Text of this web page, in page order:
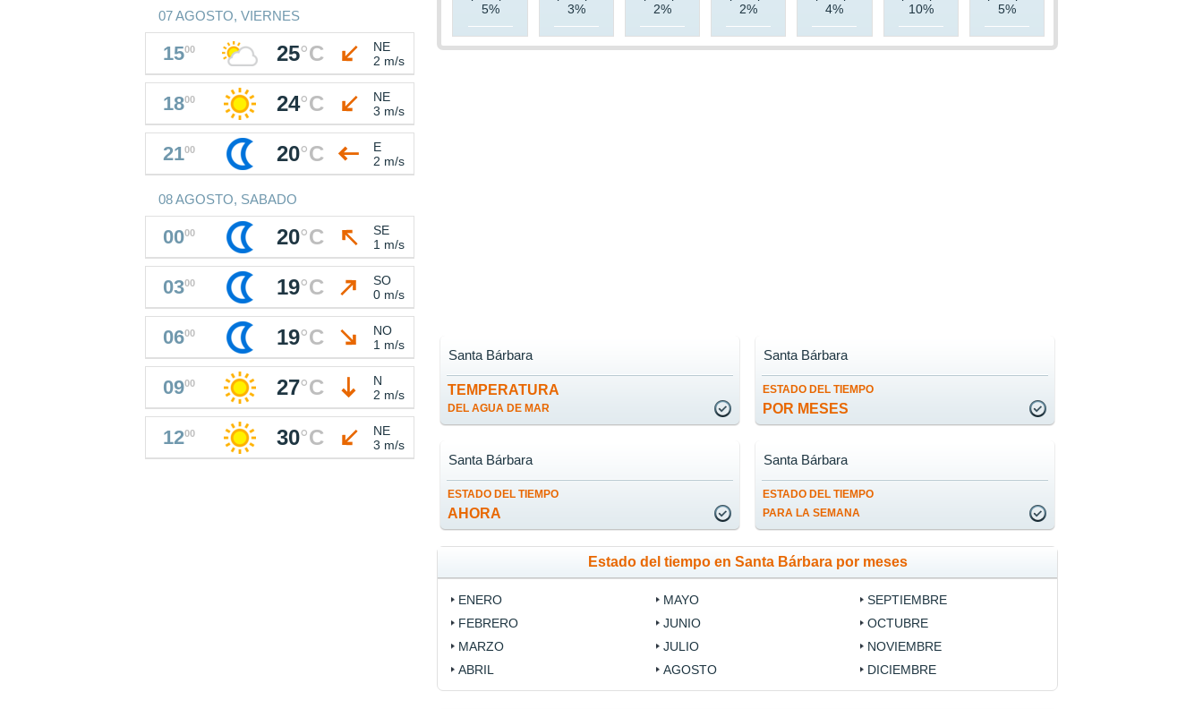
5%
3%
2%
2%
4%
10%
5%
TEMPERATURA
DEL AGUA DE MAR
Santa Bárbara
ESTADO DEL TIEMPO
POR MESES
Santa Bárbara
ESTADO DEL TIEMPO
AHORA
Santa Bárbara
ESTADO DEL TIEMPO
PARA LA SEMANA
Santa Bárbara
Estado del tiempo en Santa Bárbara por meses
ENERO
FEBRERO
MARZO
ABRIL
MAYO
JUNIO
JULIO
AGOSTO
SEPTIEMBRE
OCTUBRE
NOVIEMBRE
DICIEMBRE
07 AGOSTO, VIERNES
1500 25°C
NE
2 m/s
1800 24°C
NE
3 m/s
2100 20°C
E
2 m/s
08 AGOSTO, SABADO
0000 20°C
SE
1 m/s
0300 19°C
SO
0 m/s
0600 19°C
NO
1 m/s
0900 27°C
N
2 m/s
1200 30°C
NE
3 m/s